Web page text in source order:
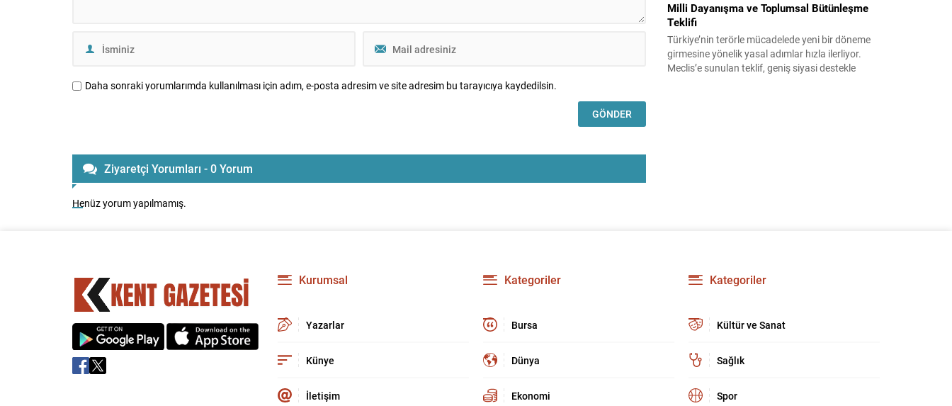
Daha sonraki yorumlarımda kullanılması için adım, e-posta adresim ve site adresim bu tarayıcıya kaydedilsin.
Ziyaretçi Yorumları - 0 Yorum
Henüz yorum yapılmamış.
Milli Dayanışma ve Toplumsal Bütünleşme
Teklifi
Türkiye’nin terörle mücadelede yeni bir döneme
girmesine yönelik yasal adımlar hızla ilerliyor.
Meclis’e sunulan teklif, geniş siyasi destekle
Kurumsal
Yazarlar
Künye
İletişim
Kategoriler
Bursa
Dünya
Ekonomi
Kategoriler
Kültür ve Sanat
Sağlık
Spor